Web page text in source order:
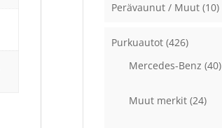
Perävaunut / Muut (10)
Purkuautot (426)
Mercedes-Benz (40)
Muut merkit (24)